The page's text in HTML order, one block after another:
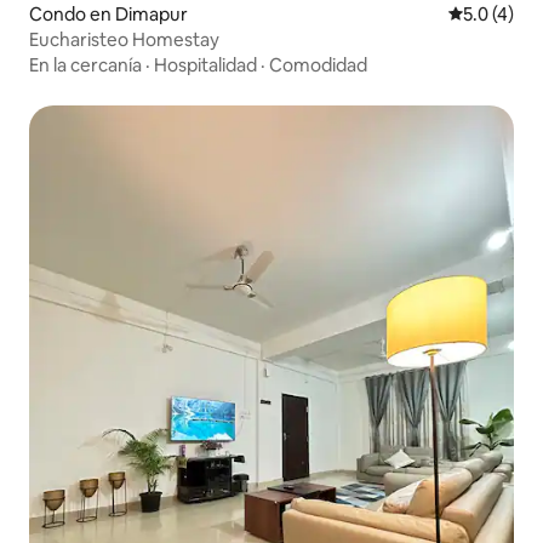
Condo en Dimapur
5.0 (4)
Eucharisteo Homestay
En la cercanía · Hospitalidad · Comodidad